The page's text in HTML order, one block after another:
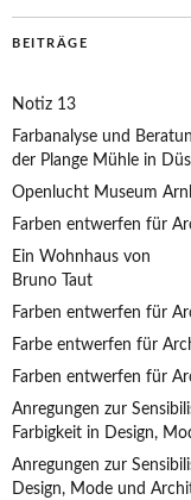
BEITRÄGE
Notiz 13
Farbanalyse und
der Plange Mühle in
Openlucht Museum
Farben entwerfen für
Ein Wohnhaus von
Bruno Taut
Farben entwerfen für
Farbe entwerfen für
Farben entwerfen für
Anregungen zur
Farbigkeit in Design,
Anregungen zur
Design, Mode und